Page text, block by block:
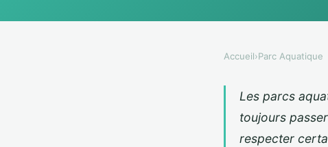
Accueil›Parc Aquatique
Les parcs
toujours
respecter